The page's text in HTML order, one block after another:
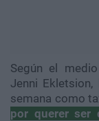
Según el
Jenni
semana como
por querer ser